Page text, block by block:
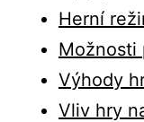
Herní
Možnosti
Výhody
Vliv hry